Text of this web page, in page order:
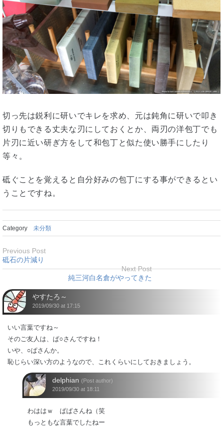
切っ先は鋭利に研いでキレを求め、元は鈍角に研いで叩き
切りもできる丈夫な刃にしておくとか、両刃の洋包丁でも
片刃に近い研ぎ方をして和包丁と似た使い勝手にしたり
等々。
砥ぐことを覚えると自分好みの包丁にする事ができるとい
うことですね。
Category 未分類
Previous Post
砥石の片減り
Next Post
純三河白名倉がやってきた
やすたろ～
2019/09/30 at 17:15
いい言葉ですね～
そのご友人は、ぱ○さんですね！
いや、○ぱさんか。
恥じらい深い方のようなので、これくらいにしておきましょう。
delphian (Post author)
2019/09/30 at 18:11
わははｗ ぱぱさんね（笑
もっともな言葉でしたねー